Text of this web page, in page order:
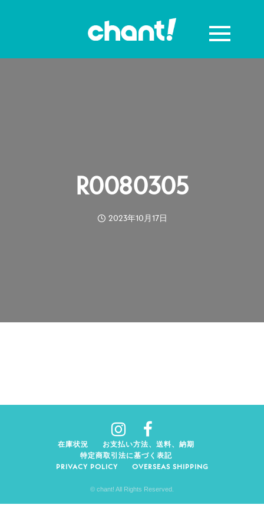
R0080305
2023年10月17日
在庫状況
お支払い方法、送料、納期
特定商取引法に基づく表記
PRIVACY POLICY
OVERSEAS SHIPPING
© chant! All Rights Reserved.